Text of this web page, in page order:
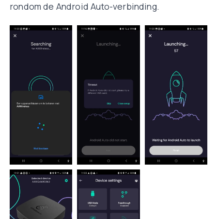
rondom de Android Auto-verbinding.